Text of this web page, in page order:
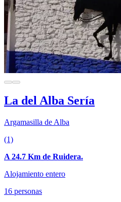
La del Alba Sería
Argamasilla de Alba
(1)
A 24.7 Km de Ruidera.
Alojamiento entero
16 personas